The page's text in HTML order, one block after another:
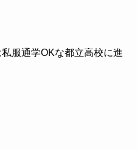
服通学OKな都立高校に進